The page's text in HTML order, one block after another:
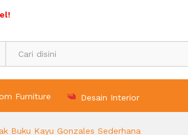
Furniture Desain Interior
Buku Kayu Gonzales Sederhana